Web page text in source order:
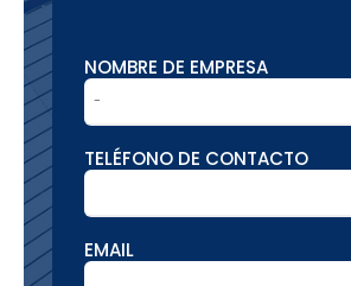
NOMBRE DE EMPRESA
TELÉFONO DE CONTACTO
EMAIL